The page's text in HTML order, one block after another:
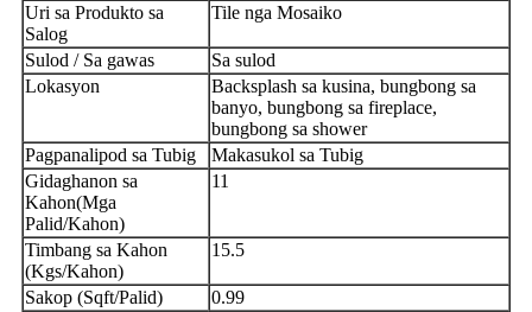
Uri sa Produkto sa
Salog
Tile nga Mosaiko
Sulod / Sa gawas
Sa sulod
Lokasyon
Backsplash sa kusina, bungbong sa
banyo, bungbong sa fireplace,
bungbong sa shower
Pagpanalipod sa Tubig
Makasukol sa Tubig
Gidaghanon sa
Kahon(Mga
Palid/Kahon)
11
Timbang sa Kahon
(Kgs/Kahon)
15.5
Sakop (Sqft/Palid)
0.99